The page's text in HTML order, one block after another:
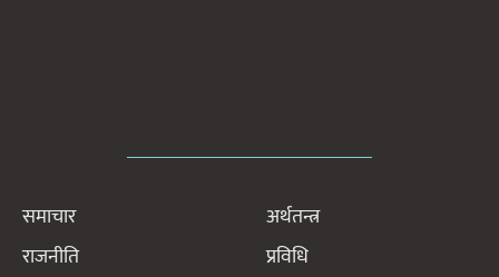
समाचार
राजनीति
अर्थतन्त्र
प्रविधि